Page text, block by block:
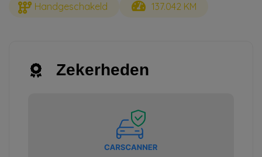
Handgeschakeld
137.042 KM
Zekerheden